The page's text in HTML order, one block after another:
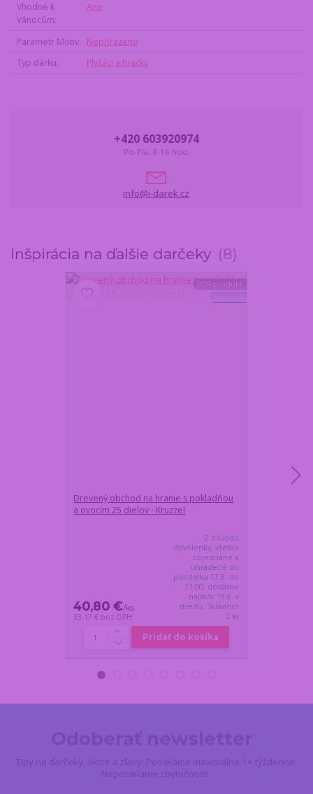
Vhodné k
Vánocům
Ano
Parametr Motiv
Nepřiřazeno
Typ dárku
Plyšáci a hračky
+420 603920974
Po-Pia, 8-16 hod.
info@i-darek.cz
Inšpirácia na ďalšie darčeky 8
TOP produkt
Drevený obchod na hranie s pokladňou
a ovocím 25 dielov - Kruzzel
40,80 €/ks
33,17 € bez DPH
Z dôvodu
dovolenky, všetko
objednané a
uhradené do
pondelka 17.8. do
11:00, dodáme
najskôr 19.8. v
stredu. Skladom
2 ks
Pridať do košíka
Tipy na darčeky, akcie a zľavy. Posielame maximálne 1× týždenne.
Neposielame zbytočnosti.